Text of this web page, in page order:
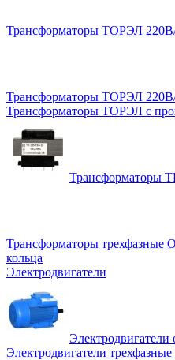
Трансформаторы ТОРЭЛ
Трансформаторы ТОРЭЛ
Трансформаторы ТОРЭЛ с
Трансформаторы
Трансформаторы
кольца
Электродвигатели
Электродвигатели